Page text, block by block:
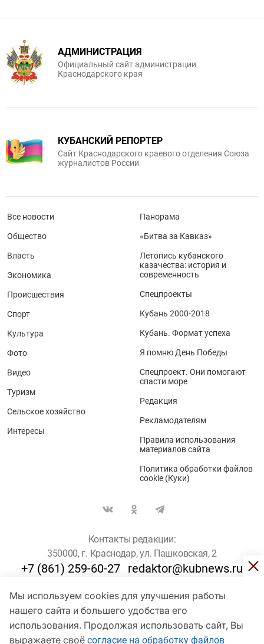
Мы используем cookies для улучшения работы
нашего сайта и большего удобства его
использования. Продолжая использовать сайт, Вы
выражаете своё согласие на обработку файлов
АДМИНИСТРАЦИЯ
Официальный сайт администрации
Краснодарского края
КУБАНСКИЙ РЕПОРТЕР
Сайт Краснодарского краевого отделения Союза
журналистов России
Все новости
Общество
Власть
Экономика
Происшествия
Спорт
Культура
Фото
Видео
Туризм
Сельское хозяйство
Интересы
Панорама
«Битва за Кавказ»
Летопись кубанского
казачества: история и
современность
Спецпроекты
Кубань 2000-2018
Кубань. Формат успеха
Я помню День Победы
Спецпроект. Они помогают
спасти море
Редакция
Рекламодателям
Правила использования
материалов сайта
Политика обработки файлов
cookie (Куки)
Контакты редакции:
350000, г. Краснодар, ул. Пашковская, 2
+7 (861) 259-60-27 redaktor@kubnews.ru
Для пользователей старше 16 лет
© Кубанские Новости, 2017
Сетевое издание «kubnews» зарегистрировано Федеральной